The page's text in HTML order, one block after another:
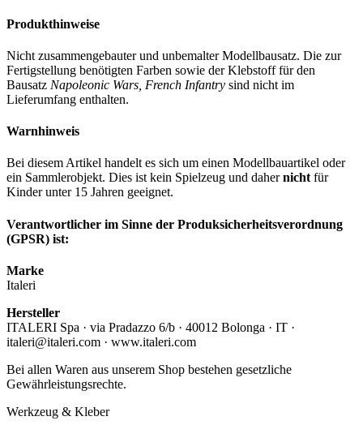
Produkthinweise
Nicht zusammengebauter und unbemalter Modellbausatz. Die zur
Fertigstellung benötigten Farben sowie der Klebstoff für den
Bausatz Napoleonic Wars, French Infantry sind nicht im
Lieferumfang enthalten.
Warnhinweis
Bei diesem Artikel handelt es sich um einen Modellbauartikel oder
ein Sammlerobjekt. Dies ist kein Spielzeug und dahernicht für
Kinder unter 15 Jahren geeignet.
Verantwortlicher im Sinne der Produksicherheitsverordnung
(GPSR) ist:
Marke
Italeri
Hersteller
ITALERI Spa · via Pradazzo 6/b · 40012 Bolonga · IT ·
italeri@italeri.com · www.italeri.com
Bei allen Waren aus unserem Shop bestehen gesetzliche
Gewährleistungsrechte.
Werkzeug & Kleber